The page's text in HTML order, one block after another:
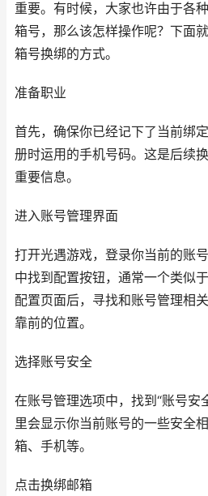
重要。有时候，大家也许由于各
箱号，那么该怎样操作呢？下面
箱号换绑的方式。
准备职业
首先，确保你已经记下了当前绑
册时运用的手机号码。这是后续
重要信息。
进入账号管理界面
打开光遇游戏，登录你当前的账
中找到配置按钮，通常一个类似
配置页面后，寻找和账号管理相
靠前的位置。
选择账号安全
在账号管理选项中，找到“账号安
里会显示你当前账号的一些安全
箱、手机等。
点击换绑邮箱